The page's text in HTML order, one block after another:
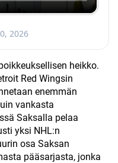
2026
heikko.
Red Wingsin
enemmän
vankasta
Saksalla pelaa
yksi NHL:n
osa Saksan
pääsarjasta, jonka